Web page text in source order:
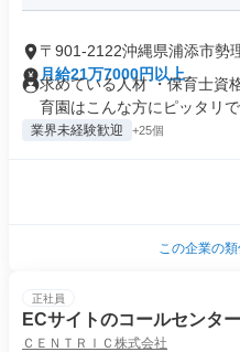
〒901-2122沖縄県浦添市勢
月給21万7000円以上
求めている人材 ・保育士資
育園はこんな方にピッタリで
業界未経験歓迎 +25個
この企業の
正社員
ECサイトのコールセンタ
ＣＥＮＴＲＩＣ株式会社